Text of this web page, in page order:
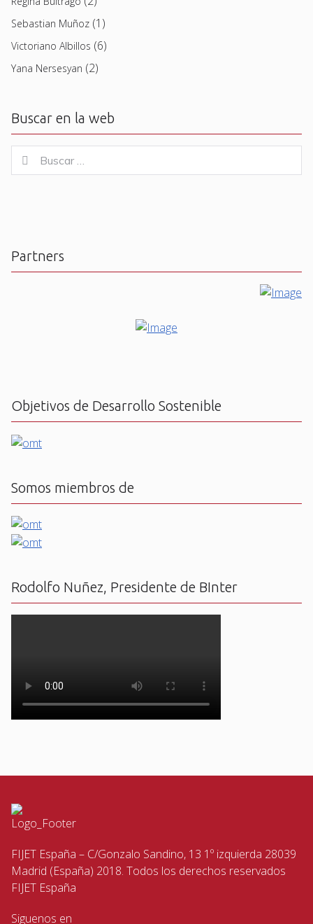
Sebastian Muñoz (1)
Victoriano Albillos (6)
Yana Nersesyan (2)
Buscar en la web
for:
Buscar
Partners
Objetivos de Desarrollo Sostenible
Somos miembros de
Rodolfo Nuñez, Presidente de BInter
FIJET España – C/Gonzalo Sandino, 13 1º izquierda 28039
Madrid (España) 2018. Todos los derechos reservados
FIJET España
Siguenos en